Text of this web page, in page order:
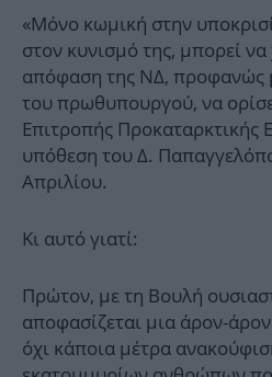
«Μόνο κωμική στην
στον κυνισμό της, μπορεί να
απόφαση της ΝΔ,
του πρωθυπουργού, να
Επιτροπής Προκαταρκτικής
υπόθεση του Δ.
Απριλίου.
Κι αυτό γιατί:
Πρώτον, με τη Βουλή
αποφασίζεται μια άρον-
όχι κάποια μέτρα